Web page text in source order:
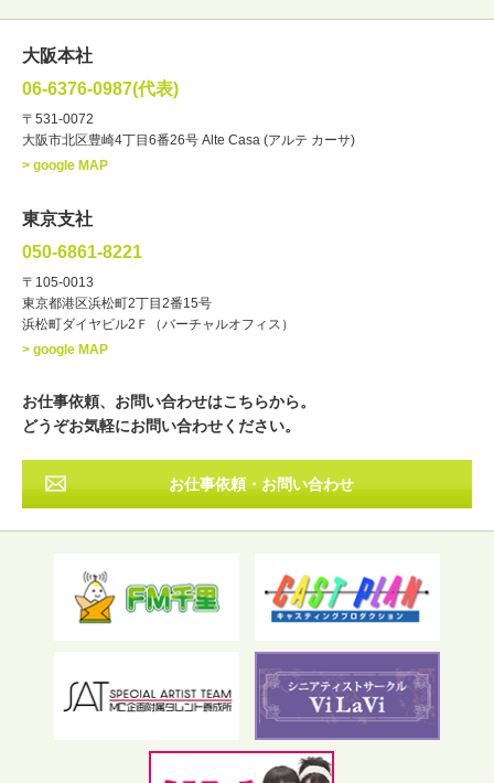
・性別
・ジャンル
ナレーター レポーター
・年齢
・出身地 北海道 東北
その他
フリーワード検索
大阪本社
06-6376-0987(代表)
〒531-0072
大阪市北区豊崎4丁目6番26号 Alte Casa (アルテ カーサ)
> google MAP
東京支社
050-6861-8221
〒105-0013
東京都港区浜松町2丁目2番15号
浜松町ダイヤビル2Ｆ（バーチャルオフィス）
> google MAP
お仕事依頼、お問い合わせはこちらから。
どうぞお気軽にお問い合わせください。
お仕事依頼・お問い合わせ